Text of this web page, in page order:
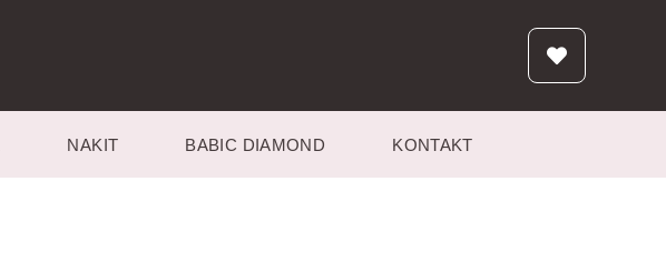
NAKIT BABIC DIAMOND KONTAKT